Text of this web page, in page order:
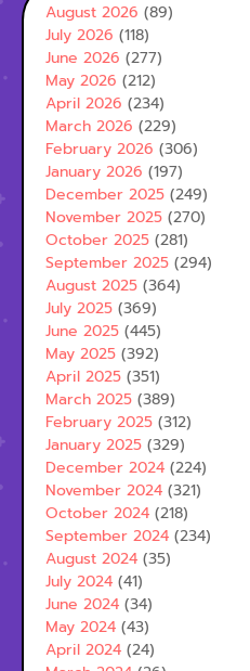
August 2026 (89)
July 2026 (118)
June 2026 (277)
May 2026 (212)
April 2026 (234)
March 2026 (229)
February 2026 (306)
January 2026 (197)
December 2025 (249)
November 2025 (270)
October 2025 (281)
September 2025 (294)
August 2025 (364)
July 2025 (369)
June 2025 (445)
May 2025 (392)
April 2025 (351)
March 2025 (389)
February 2025 (312)
January 2025 (329)
December 2024 (224)
November 2024 (321)
October 2024 (218)
September 2024 (234)
August 2024 (35)
July 2024 (41)
June 2024 (34)
May 2024 (43)
April 2024 (24)